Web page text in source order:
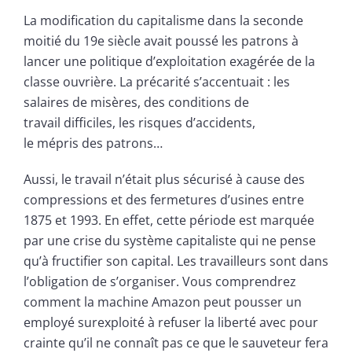
La modification du capitalisme dans la seconde
moitié du 19e siècle avait poussé les patrons à
lancer une politique d’exploitation exagérée de la
classe ouvrière. La précarité s’accentuait : les
salaires de misères, des conditions de
travail difficiles, les risques d’accidents,
le mépris des patrons…
Aussi, le travail n’était plus sécurisé à cause des
compressions et des fermetures d’usines entre
1875 et 1993. En effet, cette période est marquée
par une crise du système capitaliste qui ne pense
qu’à fructifier son capital. Les travailleurs sont dans
l’obligation de s’organiser. Vous comprendrez
comment la machine Amazon peut pousser un
employé surexploité à refuser la liberté avec pour
crainte qu’il ne connaît pas ce que le sauveteur fera